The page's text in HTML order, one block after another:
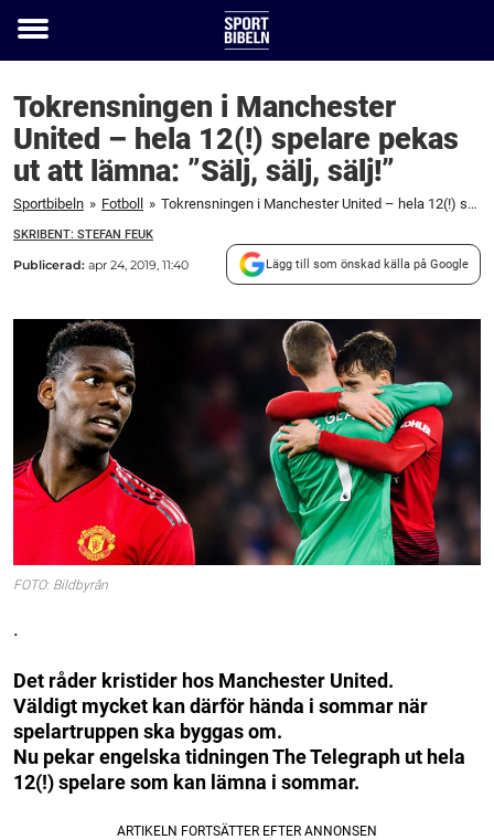
Toggle
Tokrensningen i Manchester
United – hela 12(!) spelare pekas
ut att lämna: ”Sälj, sälj, sälj!”
Sportbibeln » Fotboll » Tokrensningen i Manchester United – hela 12(!) spelare pekas ut att lämna: "Sälj, sälj, sälj!"
SKRIBENT: STEFAN FEUK
Publicerad: apr 24, 2019, 11:40 Lägg till som önskad källa på Google
FOTO: Bildbyrån
.
Det råder kristider hos Manchester United.
Väldigt mycket kan därför hända i sommar när
spelartruppen ska byggas om.
Nu pekar engelska tidningen The Telegraph ut hela
12(!) spelare som kan lämna i sommar.